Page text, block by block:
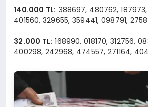
140.000 TL: 388697, 480762, 187973,
401560, 329655, 359441, 098791,
32.000 TL: 168990, 018170, 312756,
400298, 242968, 474557, 271164,